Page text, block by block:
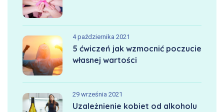
4 października 2021
5 ćwiczeń jak wzmocnić poczucie
własnej wartości
29 września 2021
Uzależnienie kobiet od alkoholu